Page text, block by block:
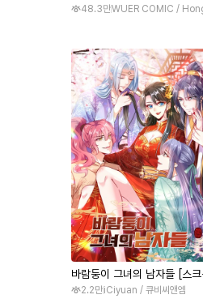
48.3만WUER COMIC /
바람둥이 그녀의 남자들 [스크
2.2만iCiyuan / 큐비씨앤엠